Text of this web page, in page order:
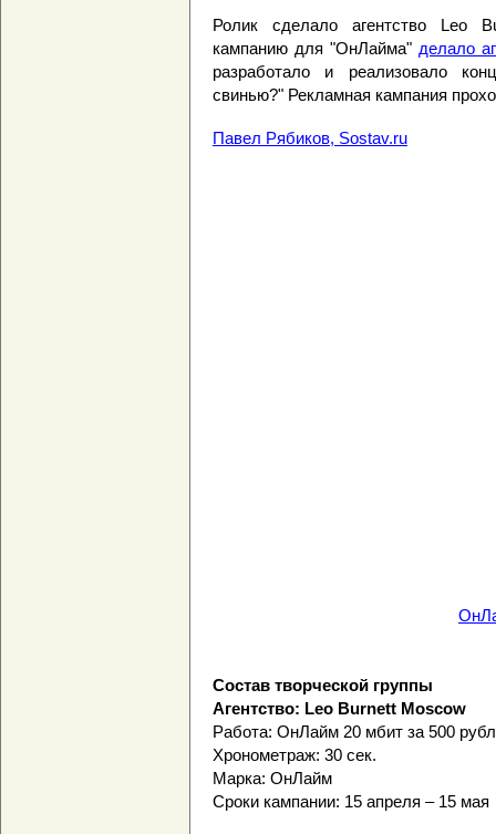
Ролик сделало агентство Leo
кампанию для "ОнЛайма" делало
разработало и реализовало
свинью?" Рекламная кампания
Павел Рябиков, Sostav.ru
Состав творческой группы
Агентство: Leo Burnett Moscow
Работа: ОнЛайм 20 мбит за 500
Хронометраж: 30 сек.
Марка: ОнЛайм
Сроки кампании: 15 апреля – 15 мая